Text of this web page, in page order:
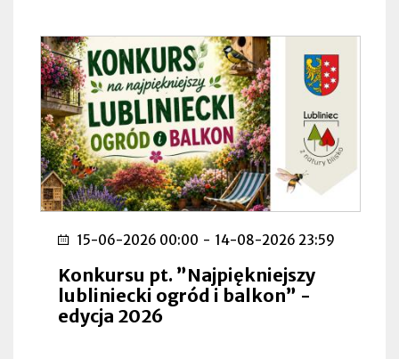
15-06-2026 00:00 - 14-08-2026 23:59
Konkursu pt. ”Najpiękniejszy
lubliniecki ogród i balkon” -
edycja 2026